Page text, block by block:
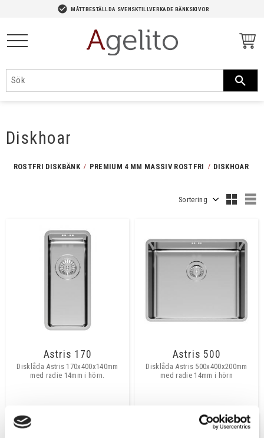
check_circle MÅTTBESTÄLLDA SVENSKTILLVERKADE BÄNKSKIVOR
Diskhoar
ROSTFRI DISKBÄNK PREMIUM 4 MM MASSIV ROSTFRI DISKHOAR
Astris 170
Disklåda Astris 170x400x140mm
med radie 14mm i hörn.
Astris 500
Disklåda Astris 500x400x200mm
med radie 14mm i hörn
INFO